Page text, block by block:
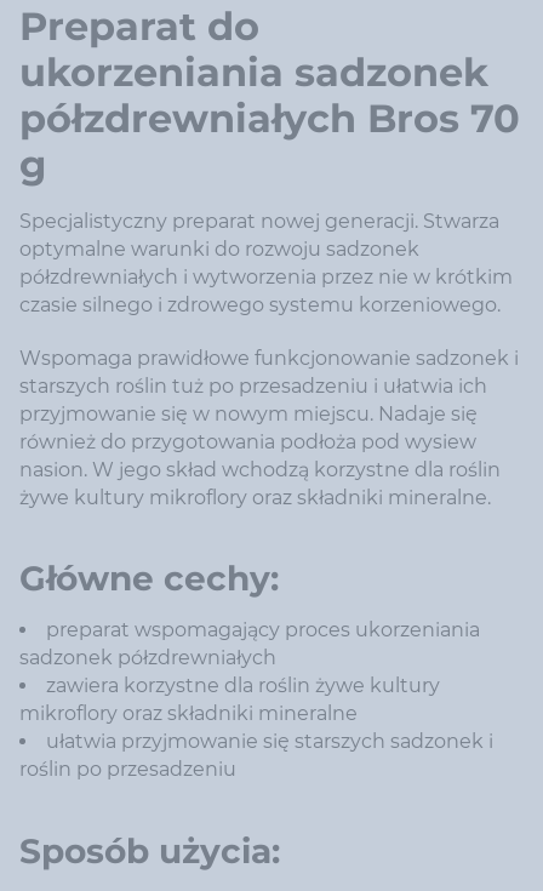
Preparat do
ukorzeniania sadzonek
półzdrewniałych Bros 70
g
Specjalistyczny preparat nowej generacji. Stwarza
optymalne warunki do rozwoju sadzonek
półzdrewniałych i wytworzenia przez nie w krótkim
czasie silnego i zdrowego systemu korzeniowego.
Wspomaga prawidłowe funkcjonowanie sadzonek i
starszych roślin tuż po przesadzeniu i ułatwia ich
przyjmowanie się w nowym miejscu. Nadaje się
również do przygotowania podłoża pod wysiew
nasion. W jego skład wchodzą korzystne dla roślin
żywe kultury mikroflory oraz składniki mineralne.
Główne cechy:
preparat wspomagający proces ukorzeniania
sadzonek półzdrewniałych
zawiera korzystne dla roślin żywe kultury
mikroflory oraz składniki mineralne
ułatwia przyjmowanie się starszych sadzonek i
roślin po przesadzeniu
Sposób użycia: